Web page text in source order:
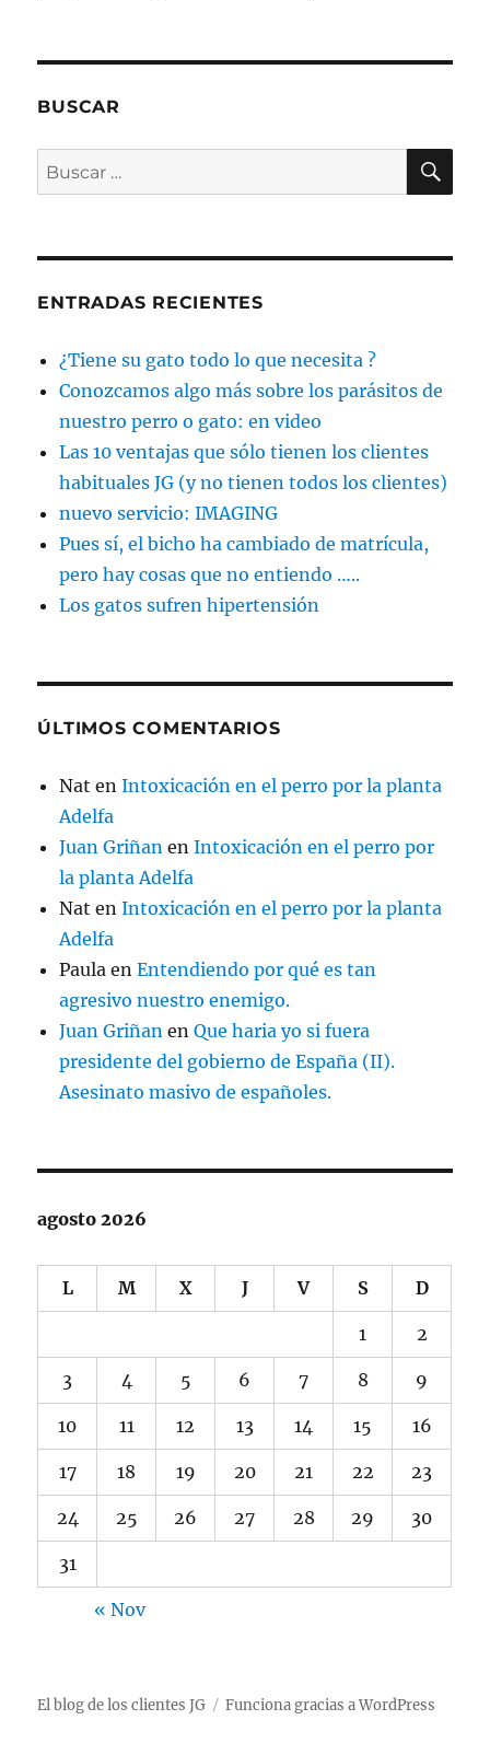
BUSCAR
Buscar
por:
ENTRADAS RECIENTES
¿Tiene su gato todo lo que necesita ?
Conozcamos algo más sobre los parásitos de
nuestro perro o gato: en video
Las 10 ventajas que sólo tienen los clientes
habituales JG (y no tienen todos los clientes)
nuevo servicio: IMAGING
Pues sí, el bicho ha cambiado de matrícula,
pero hay cosas que no entiendo …..
Los gatos sufren hipertensión
ÚLTIMOS COMENTARIOS
Nat enIntoxicación en el perro por la planta
Adelfa
Juan Griñan enIntoxicación en el perro por
la planta Adelfa
Nat enIntoxicación en el perro por la planta
Adelfa
Paula enEntendiendo por qué es tan
agresivo nuestro enemigo.
Juan Griñan enQue haria yo si fuera
presidente del gobierno de España (II).
Asesinato masivo de españoles.
agosto 2026
L M X J V S D
1 2
3 4 5 6 7 8 9
10 11 12 13 14 15 16
17 18 19 20 21 22 23
24 25 26 27 28 29 30
31
« Nov
El blog de los clientes JG Funciona gracias a WordPress